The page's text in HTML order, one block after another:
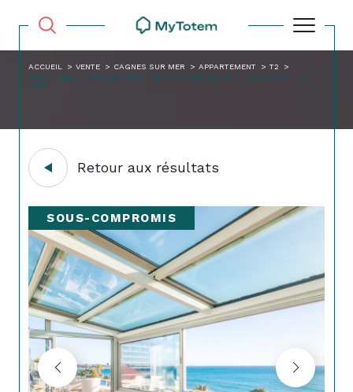
ACCUEIL VENTE CAGNES SUR MER APPARTEMENT
T2
APPARTEMENT 2 PIECES AVEC TERRASSE EN DERNIER ETAGE FRONT DE
MER
Retour aux résultats
SOUS-COMPROMIS